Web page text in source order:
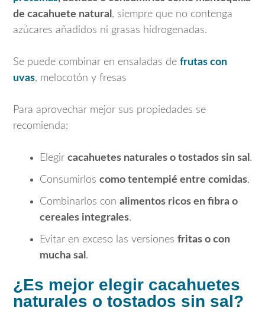
de cacahuete natural , siempre que no contenga
azúcares añadidos ni grasas hidrogenadas.
Se puede combinar en ensaladas de frutas con
uvas, melocotón y fresas
Para aprovechar mejor sus propiedades se
recomienda:
Elegir cacahuetes naturales o tostados sin sal .
Consumirlos como tentempié entre comidas.
Combinarlos con alimentos ricos en fibra o
cereales integrales.
Evitar en exceso las versiones fritas o con
mucha sal .
¿Es mejor elegir cacahuetes
naturales o tostados sin sal?